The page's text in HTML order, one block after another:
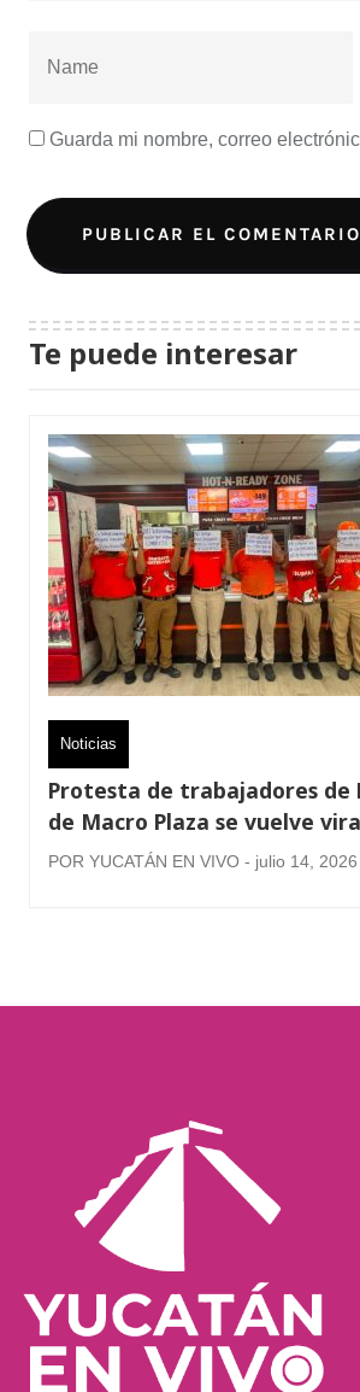
Guarda mi nombre, correo
Te puede interesar
Noticias
Protesta de trabajadores de
de Macro Plaza se vuelve
POR YUCATÁN EN VIVO - julio 14, 2026